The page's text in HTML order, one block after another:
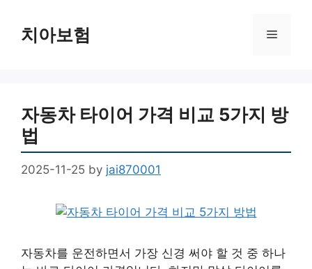
content치아보험 Menu
자동차 타이어 가격 비교 5가지 방
법
2025-11-25 by jai870001
자동차를 운전하면서 가장 신경 써야 할 것 중 하나